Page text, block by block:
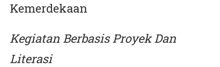
Kemerdekaan
Kegiatan Berbasis Proyek Dan
Literasi